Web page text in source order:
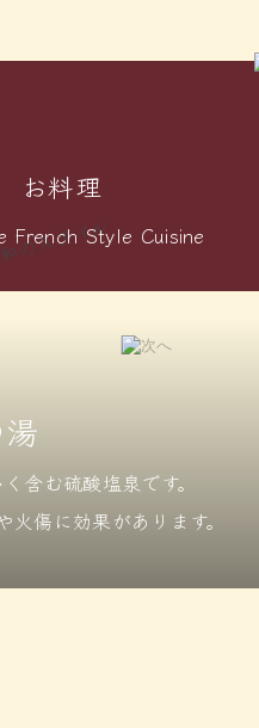
タイル
※当館は、中学生未満
お料理
く含む硫酸塩泉です。
火傷に効果があります。